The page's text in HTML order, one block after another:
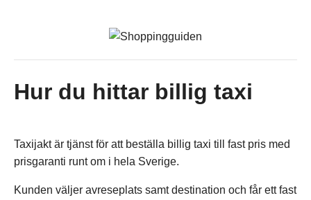
Hur du hittar billig taxi
Taxijakt är tjänst för att beställa billig taxi till fast pris med
prisgaranti runt om i hela Sverige.
Kunden väljer avreseplats samt destination och får ett fast